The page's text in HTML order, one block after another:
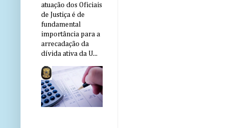
atuação dos Oficiais
de Justiça é de
fundamental
importância para a
arrecadação da
dívida ativa da U...